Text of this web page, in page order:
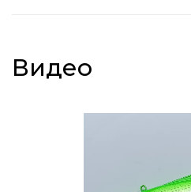
Видео